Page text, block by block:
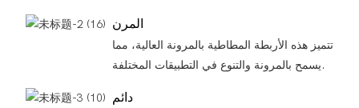
المرن
تتميز هذه الأربطة المطاطية بالمرونة العالية، مما
يسمح بالمرونة والتنوع في التطبيقات المختلفة.
دائم